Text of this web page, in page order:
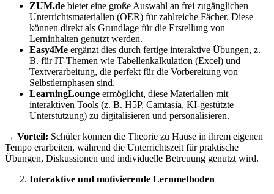
ZUM.de bietet eine große Auswahl an frei zugänglichen
Unterrichtsmaterialien (OER) für zahlreiche Fächer. Diese
können direkt als Grundlage für die Erstellung von
Lerninhalten genutzt werden.
Easy4Me ergänzt dies durch fertige interaktive Übungen, z.
B. für IT-Themen wie Tabellenkalkulation (Excel) und
Textverarbeitung, die perfekt für die Vorbereitung von
Selbstlernphasen sind.
LearningLounge ermöglicht, diese Materialien mit
interaktiven Tools (z. B. H5P, Camtasia, KI-gestützte
Unterstützung) zu digitalisieren und personalisieren.
→ Vorteil: Schüler können die Theorie zu Hause in ihrem eigenen
Tempo erarbeiten, während die Unterrichtszeit für praktische
Übungen, Diskussionen und individuelle Betreuung genutzt wird.
Interaktive und motivierende Lernmethoden